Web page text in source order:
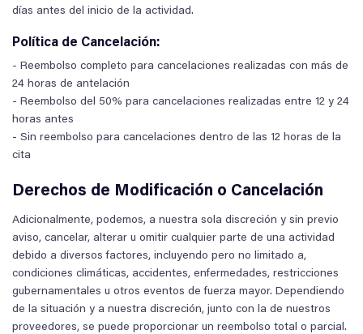
días antes del inicio de la actividad.
Política de Cancelación:
- Reembolso completo para cancelaciones realizadas con más de
24 horas de antelación
- Reembolso del 50% para cancelaciones realizadas entre 12 y 24
horas antes
- Sin reembolso para cancelaciones dentro de las 12 horas de la
cita
Derechos de Modificación o Cancelación
Adicionalmente, podemos, a nuestra sola discreción y sin previo
aviso, cancelar, alterar u omitir cualquier parte de una actividad
debido a diversos factores, incluyendo pero no limitado a,
condiciones climáticas, accidentes, enfermedades, restricciones
gubernamentales u otros eventos de fuerza mayor. Dependiendo
de la situación y a nuestra discreción, junto con la de nuestros
proveedores, se puede proporcionar un reembolso total o parcial.